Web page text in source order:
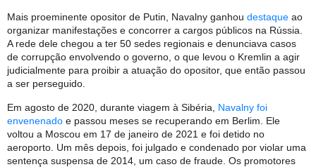
Mais proeminente opositor de Putin, Navalny ganhou destaque ao
organizar manifestações e concorrer a cargos públicos na Rússia.
A rede dele chegou a ter 50 sedes regionais e denunciava casos
de corrupção envolvendo o governo, o que levou o Kremlin a agir
judicialmente para proibir a atuação do opositor, que então passou
a ser perseguido.
Em agosto de 2020, durante viagem à Sibéria, Navalny foi
envenenado e passou meses se recuperando em Berlim. Ele
voltou a Moscou em 17 de janeiro de 2021 e foi detido no
aeroporto. Um mês depois, foi julgado e condenado por violar uma
sentença suspensa de 2014, um caso de fraude. Os promotores